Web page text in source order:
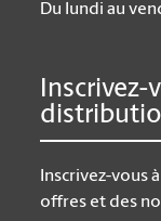
Du lundi au
Inscrivez-
Inscrivez-vous
offres et des